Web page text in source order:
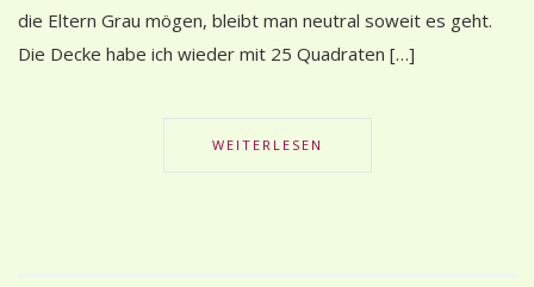
die Eltern Grau mögen, bleibt man neutral soweit es geht.
Die Decke habe ich wieder mit 25 Quadraten […]
WEITERLESEN